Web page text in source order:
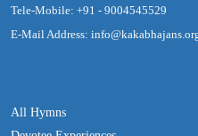
Tele-Mobile: +91 - 9004545529
E-Mail Address:
All Hymns